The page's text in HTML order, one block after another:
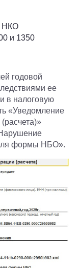
НКО
и 1350
годовой
ее
в налоговую
«Уведомление
формы НБО».